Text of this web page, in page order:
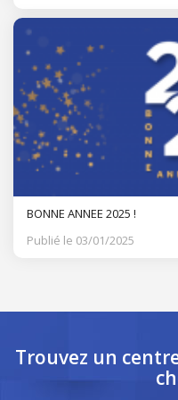
BONNE ANNEE 2025 !
Publié le 03/01/2025
Trouvez un